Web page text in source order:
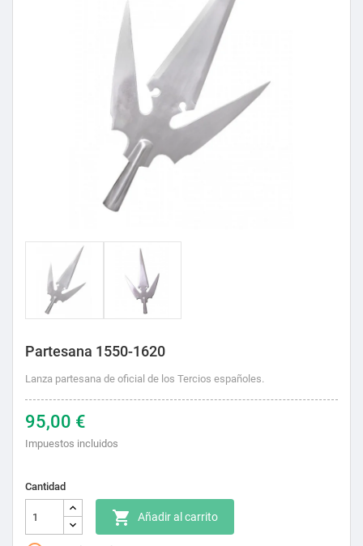
Partesana 1550-1620
Lanza partesana de oficial de los Tercios españoles.
95,00 €
Impuestos incluidos
Cantidad
 Añadir al carrito